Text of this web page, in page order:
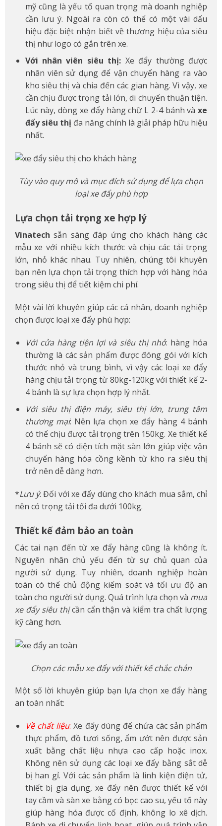
mỹ cũng là yếu tố quan trọng mà doanh nghiệp
cần lưu ý. Ngoài ra còn có thể có một vài dấu
hiệu đặc biệt nhận biết về thương hiệu của siêu
thị như logo có gắn trên xe.
Với nhân viên siêu thị: Xe đẩy thường được
nhân viên sử dụng để vận chuyển hàng ra vào
kho siêu thị và chia đến các gian hàng. Vì vậy, xe
cần chịu được trọng tải lớn, di chuyển thuận tiện.
Lúc này, dòng xe đẩy hàng chữ L 2-4 bánh vàxe
đẩy siêu thị đa năng chính là giải pháp hữu hiệu
nhất.
Tùy vào quy mô và mục đích sử dụng để lựa chọn
loại xe đẩy phù hợp
Lựa chọn tải trọng xe hợp lý
Vinatechsẵn sàng đáp ứng cho khách hàng các
mẫu xe với nhiều kích thước và chịu các tải trọng
lớn, nhỏ khác nhau. Tuy nhiên, chúng tôi khuyên
bạn nên lựa chọn tải trọng thích hợp với hàng hóa
trong siêu thị để tiết kiệm chi phí.
Một vài lời khuyên giúp các cá nhân, doanh nghiệp
chọn được loại xe đẩy phù hợp:
Với cửa hàng tiện lợi và siêu thị nhỏ: hàng hóa
thường là các sản phẩm được đóng gói với kích
thước nhỏ và trung bình, vì vậy các loại xe đẩy
hàng chịu tải trọng từ 80kg-120kg với thiết kế 2-
4 bánh là sự lựa chọn hợp lý nhất.
Với siêu thị điện máy, siêu thị lớn, trung tâm
thương mại: Nên lựa chọn xe đẩy hàng 4 bánh
có thể chịu được tải trọng trên 150kg. Xe thiết kế
4 bánh sẽ có diện tích mặt sàn lớn giúp việc vận
chuyển hàng hóa cồng kềnh từ kho ra siêu thị
trở nên dễ dàng hơn.
*Lưu ý: Đối với xe đẩy dùng cho khách mua sắm, chỉ
nên có trọng tải tối đa dưới 100kg.
Thiết kế đảm bảo an toàn
Các tai nạn đến từ xe đẩy hàng cũng là không ít.
Nguyên nhân chủ yếu đến từ sự chủ quan của
người sử dụng. Tuy nhiên, doanh nghiệp hoàn
toàn có thể chủ động kiểm soát và tối ưu độ an
toàn cho người sử dụng. Quá trình lựa chọn và mua
xe đẩy siêu thịcần cẩn thận và kiểm tra chất lượng
kỹ càng hơn.
Chọn các mẫu xe đẩy với thiết kế chắc chắn
Một số lời khuyên giúp bạn lựa chọn xe đẩy hàng
an toàn nhất:
Về chất liệu: Xe đẩy dùng để chứa các sản phẩm
thực phẩm, đồ tươi sống, ẩm ướt nên được sản
xuất bằng chất liệu nhựa cao cấp hoặc inox.
Không nên sử dụng các loại xe đẩy bằng sắt dễ
bị han gỉ. Với các sản phẩm là linh kiện điện tử,
thiết bị gia dụng, xe đẩy nên được thiết kế với
tay cầm và sàn xe bằng có bọc cao su, yếu tố này
giúp hàng hóa được cố định, không lo xê dịch.